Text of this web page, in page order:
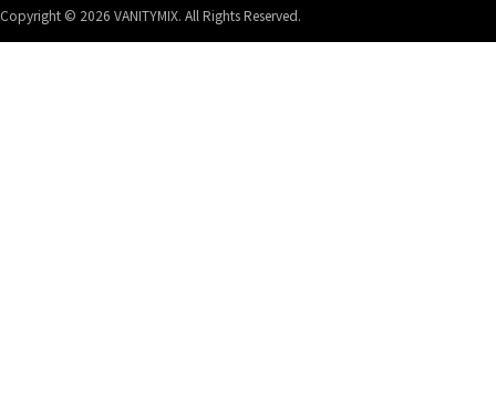
Copyright © 2026 VANITYMIX. All Rights Reserved.